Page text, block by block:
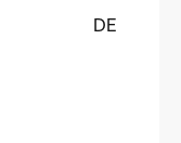
DE